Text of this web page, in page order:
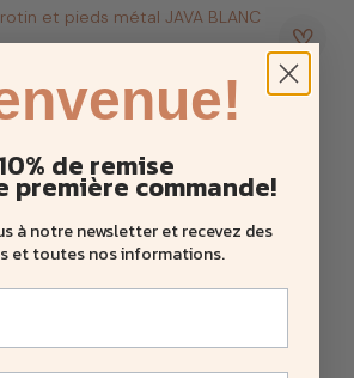
et réglable bleu marine.
de remise
première commande!
à notre newsletter et recevez des
et toutes nos informations.